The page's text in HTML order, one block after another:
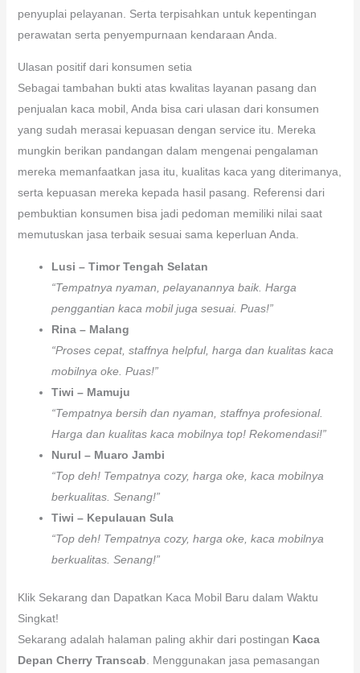
penyuplai pelayanan. Serta terpisahkan untuk kepentingan
perawatan serta penyempurnaan kendaraan Anda.
Ulasan positif dari konsumen setia
Sebagai tambahan bukti atas kwalitas layanan pasang dan
penjualan kaca mobil, Anda bisa cari ulasan dari konsumen
yang sudah merasai kepuasan dengan service itu. Mereka
mungkin berikan pandangan dalam mengenai pengalaman
mereka memanfaatkan jasa itu, kualitas kaca yang diterimanya,
serta kepuasan mereka kepada hasil pasang. Referensi dari
pembuktian konsumen bisa jadi pedoman memiliki nilai saat
memutuskan jasa terbaik sesuai sama keperluan Anda.
Lusi – Timor Tengah Selatan
“Tempatnya nyaman, pelayanannya baik. Harga
penggantian kaca mobil juga sesuai. Puas!”
Rina – Malang
“Proses cepat, staffnya helpful, harga dan kualitas kaca
mobilnya oke. Puas!”
Tiwi – Mamuju
“Tempatnya bersih dan nyaman, staffnya profesional.
Harga dan kualitas kaca mobilnya top! Rekomendasi!”
Nurul – Muaro Jambi
“Top deh! Tempatnya cozy, harga oke, kaca mobilnya
berkualitas. Senang!”
Tiwi – Kepulauan Sula
“Top deh! Tempatnya cozy, harga oke, kaca mobilnya
berkualitas. Senang!”
Klik Sekarang dan Dapatkan Kaca Mobil Baru dalam Waktu
Singkat!
Sekarang adalah halaman paling akhir dari postingan Kaca
Depan Cherry Transcab . Menggunakan jasa pemasangan